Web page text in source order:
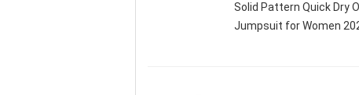
Solid Pattern Quick Dry
Jumpsuit for Women